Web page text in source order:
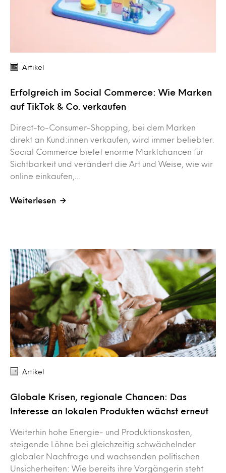
Artikel
Erfolgreich im Social Commerce: Wie Marken
auf TikTok & Co. verkaufen
Direct-to-Consumer-Shopping, bei dem Marken
direkt an Kund:innen verkaufen, wird immer beliebter.
Social Commerce bietet enorme Marktchancen für
Sichtbarkeit und verändert die Art und Weise, wie wir
online einkaufen,…
Weiterlesen
Artikel
Globale Krisen, regionale Chancen: Das
Interesse an lokalen Produkten wächst erneut
Weiterhin hohe Energie- und Produktionskosten,
steigende Löhne bei gleichzeitig schwächelnder
globaler Nachfrage und wachsenden politischen
Unsicherheiten: Wie bereits ihre Vorgängerin steht